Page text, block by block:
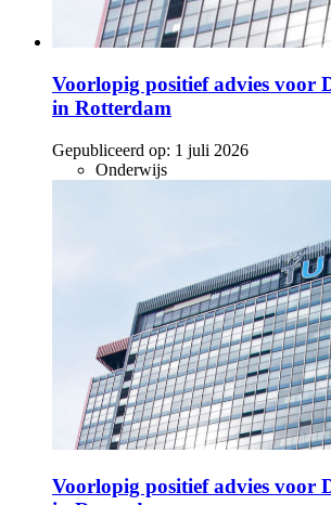
Voorlopig positief advies voor
in Rotterdam
Gepubliceerd op: 1 juli 2026
Onderwijs
Voorlopig positief advies voor